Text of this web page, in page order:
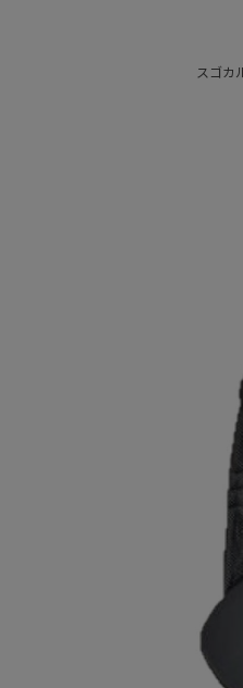
スゴカ